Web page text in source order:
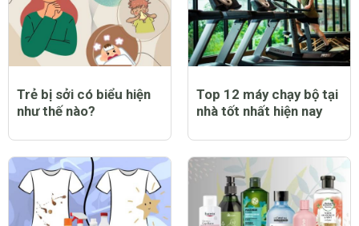
Trẻ bị sởi có biểu hiện
như thế nào?
Top 12 máy chạy bộ tại
nhà tốt nhất hiện nay